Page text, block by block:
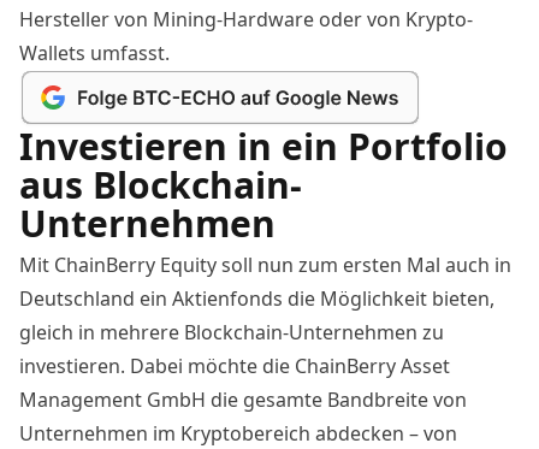
Hersteller von Mining-Hardware oder von Krypto-
Wallets umfasst.
Investieren in ein Portfolio
aus Blockchain-
Unternehmen
Mit ChainBerry Equity soll nun zum ersten Mal auch in
Deutschland ein Aktienfonds die Möglichkeit bieten,
gleich in mehrere Blockchain-Unternehmen zu
investieren. Dabei möchte die ChainBerry Asset
Management GmbH die gesamte Bandbreite von
Unternehmen im Kryptobereich abdecken – von